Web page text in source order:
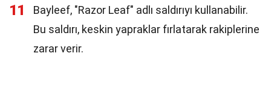
11
Bayleef, "Razor Leaf" adlı saldırıyı kullanabilir.
Bu saldırı, keskin yapraklar fırlatarak rakiplerine
zarar verir.